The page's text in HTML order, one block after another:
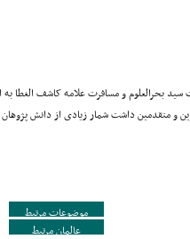
سید بحرالعلوم و مسافرت علامه کاشف الغطا
و متقدمین داشت شمار زیادى از دانش
موضوعات مرتبط
عالمان مرتبط